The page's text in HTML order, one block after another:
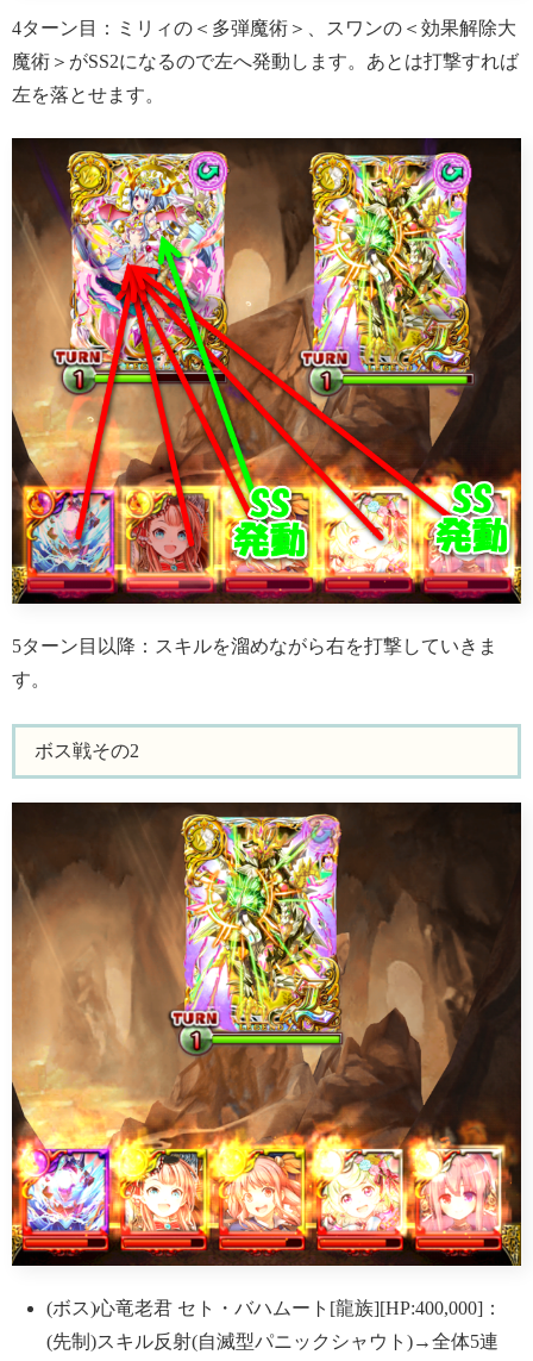
4ターン目：ミリィの＜多弾魔術＞、スワンの＜効果解除大
魔術＞がSS2になるので左へ発動します。あとは打撃すれば
左を落とせます。
5ターン目以降：スキルを溜めながら右を打撃していきま
す。
ボス戦その2
(ボス)心竜老君 セト・バハムート[龍族][HP:400,000]：
(先制)スキル反射(自滅型パニックシャウト)→全体5連